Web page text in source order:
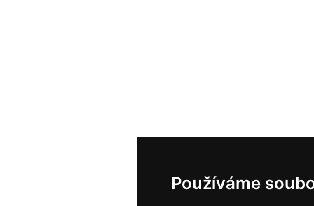
Používáme